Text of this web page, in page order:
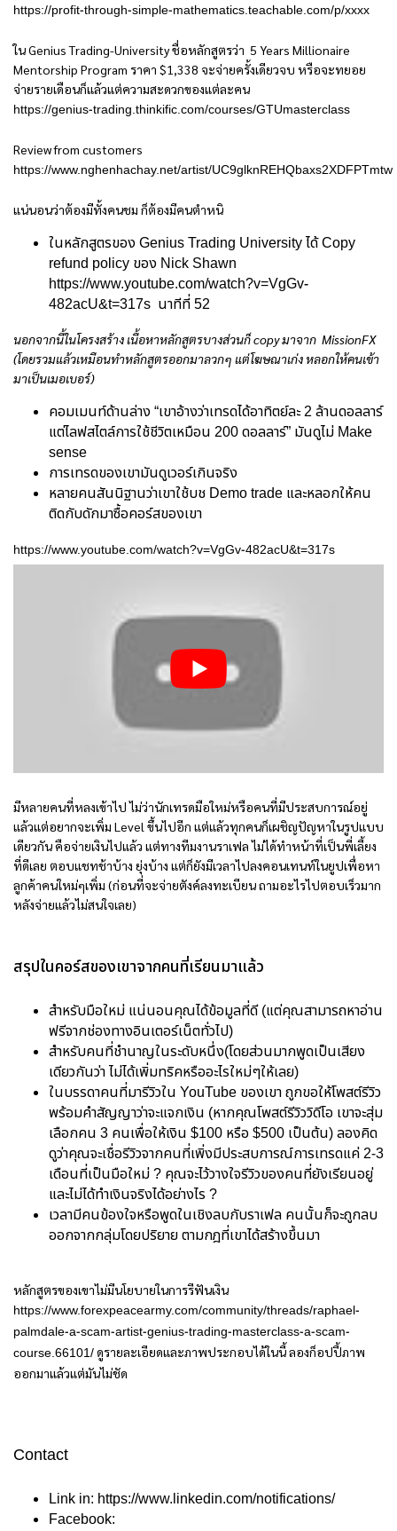
https://profit-through-simple-mathematics.teachable.com/p/xxxx
ใน Genius Trading-University ชื่อหลักสูตรว่า 5 Years Millionaire
Mentorship Program ราคา $1,338 จะจ่ายครั้งเดียวจบ หรือจะทยอย
จ่ายรายเดือนก็แล้วแต่ความสะดวกของแต่ละคน
https://genius-trading.thinkific.com/courses/GTUmasterclass
Review from customers
https://www.nghenhachay.net/artist/UC9glknREHQbaxs2XDFPTmtw
แน่นอนว่าต้องมีทั้งคนชม ก็ต้องมีคนตำหนิ
ในหลักสูตรของ Genius Trading University ได้ Copy
refund policy ของ Nick Shawn
https://www.youtube.com/watch?v=VgGv-
482acU&t=317s นาทีที่ 52
นอกจากนี้ในโครงสร้าง เนื้อหาหลักสูตรบางส่วนก็ copy มาจาก MissionFX
(โดยรวมแล้วเหมือนทำหลักสูตรออกมาลวกๆ แต่โฆษณาเก่ง หลอกให้คนเข้า
มาเป็นเมอเบอร์)
คอมเมนท์ด้านล่าง “เขาอ้างว่าเทรดได้อาทิตย์ละ 2 ล้านดอลลาร์
แต่ไลฟสไตล์การใช้ชีวิตเหมือน 200 ดอลลาร์” มันดูไม่ Make
sense
การเทรดของเขามันดูเวอร์เกินจริง
หลายคนสันนิฐานว่าเขาใช้บช Demo trade และหลอกให้คน
ติดกับดักมาซื้อคอร์สของเขา
https://www.youtube.com/watch?v=VgGv-482acU&t=317s
มีหลายคนที่หลงเข้าไป ไม่ว่านักเทรดมือใหม่หรือคนที่มีประสบการณ์อยู่
แล้วแต่อยากจะเพิ่ม Level ขึ้นไปอีก แต่แล้วทุกคนก็เผชิญปัญหาในรูปแบบ
เดียวกัน คือจ่ายเงินไปแล้ว แต่ทางทีมงานราเฟล ไม่ได้ทำหน้าที่เป็นพี่เลี้ยง
ที่ดีเลย ตอบแชทช้าบ้าง ยุ่งบ้าง แต่ก็ยังมีเวลาไปลงคอนเทนท์ในยูปเพื่อหา
ลูกค้าคนใหม่ๆเพิ่ม (ก่อนที่จะจ่ายตังค์ลงทะเบียน ถามอะไรไปตอบเร็วมาก
หลังจ่ายแล้วไม่สนใจเลย)
สรุปในคอร์สของเขาจากคนที่เรียนมาแล้ว
สำหรับมือใหม่ แน่นอนคุณได้ข้อมูลที่ดี (แต่คุณสามารถหาอ่าน
ฟรีจากช่องทางอินเตอร์เน็ตทั่วไป)
สำหรับคนที่ชำนาญในระดับหนึ่ง(โดยส่วนมากพูดเป็นเสียง
เดียวกันว่า ไม่ได้เพิ่มทริคหรืออะไรใหม่ๆให้เลย)
ในบรรดาคนที่มารีวิวใน YouTube ของเขา ถูกขอให้โพสต์รีวิว
พร้อมคำสัญญาว่าจะแจกเงิน (หากคุณโพสต์รีวิววิดีโอ เขาจะสุ่ม
เลือกคน 3 คนเพื่อให้เงิน $100 หรือ $500 เป็นต้น) ลองคิด
ดูว่าคุณจะเชื่อรีวิวจากคนที่เพิ่งมีประสบการณ์การเทรดแค่ 2-3
เดือนที่เป็นมือใหม่ ? คุณจะไว้วางใจรีวิวของคนที่ยังเรียนอยู่
และไม่ได้ทำเงินจริงได้อย่างไร ?
เวลามีคนข้องใจหรือพูดในเชิงลบกับราเฟล คนนั้นก็จะถูกลบ
ออกจากกลุ่มโดยปริยาย ตามกฎที่เขาได้สร้างขึ้นมา
หลักสูตรของเขาไม่มีนโยบายในการรีฟันเงิน
https://www.forexpeacearmy.com/community/threads/raphael-
palmdale-a-scam-artist-genius-trading-masterclass-a-scam-
course.66101/ดูรายละเอียดและภาพประกอบได้ในนี้ ลองก็อปปี้ภาพ
ออกมาแล้วแต่มันไม่ชัด
Contact
Link in: https://www.linkedin.com/notifications/
Facebook: